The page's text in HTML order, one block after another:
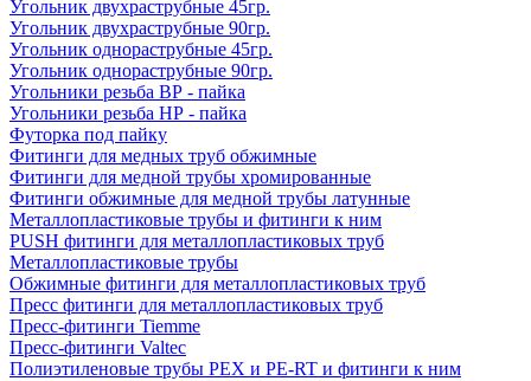
Угольник двухраструбные 45гр.
Угольник двухраструбные 90гр.
Угольник однораструбные 45гр.
Угольник однораструбные 90гр.
Угольники резьба ВР - пайка
Угольники резьба НР - пайка
Футорка под пайку
Фитинги для медных труб обжимные
Фитинги для медной трубы хромированные
Фитинги обжимные для медной трубы латунные
Металлопластиковые трубы и фитинги к ним
PUSH фитинги для металлопластиковых труб
Металлопластиковые трубы
Обжимные фитинги для металлопластиковых труб
Пресс фитинги для металлопластиковых труб
Пресс-фитинги Tiemme
Пресс-фитинги Valtec
Полиэтиленовые трубы PEX и PE-RT и фитинги к ним